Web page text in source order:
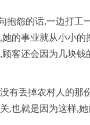
抱怨的话,一边打工
的事业就从小小
客还会因为几块
有丢掉农村人的那
,也就是因为这样,